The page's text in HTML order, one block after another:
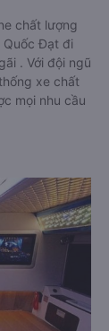
chất lượng
Quốc Đạt đi
. Với đội ngũ
xe chất
mọi nhu cầu